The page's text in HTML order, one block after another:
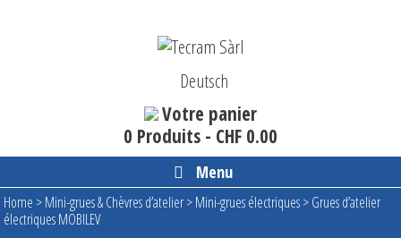
Deutsch
Votre panier
0 Produits - CHF 0.00
Menu
Home >Mini-grues & Chèvres d’atelier>Mini-grues électriques>Grues d’atelier
électriques MOBILEV